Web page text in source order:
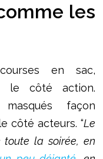
les
en sac,
le côté action.
façon
le côté acteurs. “Le
la soirée, en